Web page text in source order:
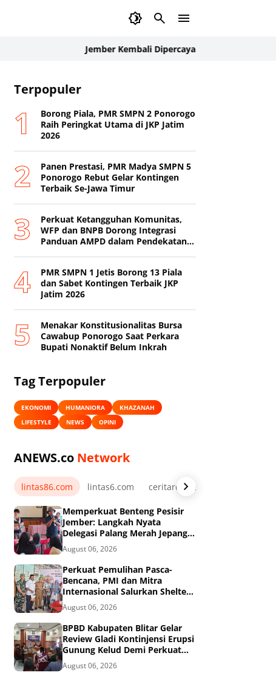
Jember Kembali Dipercaya Internasional: Delegasi
Terpopuler
Borong Piala, PMR SMPN 2 Ponorogo
Raih Peringkat Utama di JKP Jatim
2026
Panen Prestasi, PMR Madya SMPN 5
Ponorogo Rebut Gelar Kontingen
Terbaik Se-Jawa Timur
Perkuat Ketangguhan Komunitas,
WFP dan BNPB Dorong Integrasi
Panduan AMPD dalam Pendekatan
PMR SMPN 1 Jetis Borong 13 Piala
dan Sabet Kontingen Terbaik JKP
Jatim 2026
Menakar Konstitusionalitas Bursa
Cawabup Ponorogo Saat Perkara
Bupati Nonaktif Belum Inkrah
Tag Terpopuler
EKONOMI HUMANIORA
KHAZANAH
LIFESTYLE
NEWS OPINI
ANEWS.co Network
lintas86.com lintas6.com ceritarelawan.my.id
Memperkuat Benteng Pesisir
Jember: Langkah Nyata
Delegasi Palang Merah Jepang
Dampingi Relawan dan Sekolah
Tangguh Bencana
August 06, 2026
Perkuat Pemulihan Pasca-
Bencana, PMI dan Mitra
Internasional Salurkan Shelter
Toolkit untuk 1.200 Keluarga di
Aceh Utara
August 06, 2026
BPBD Kabupaten Blitar Gelar
Review Gladi Kontinjensi Erupsi
Gunung Kelud Demi Perkuat
Mitigasi Bencana
August 06, 2026